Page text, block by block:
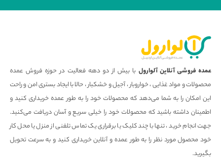
عمده فروشی آنلاین آلوارول با بیش از دو دهه فعالیت در حوزه فروش عمده
محصولات و مواد غذایی ، خواروبار ، آجیل و خشکبار ، حالا با ایجاد بستری امن و راحت
این امکان را به شما می‌دهد که محصولات خود را به طور عمده خریداری کنید و
اطمینان داشته باشید که محصولات خود را خیلی سریع و آسان دریافت می‌کنید.
جهت انجام خرید ، تنها با چند کلیک یا برقراری یک تماس تلفنی از منزل یا محل کار
خود محصول مورد نظر را به طور عمده و آنلاین خریداری کنید و به سرعت تحویل
بگیرید.